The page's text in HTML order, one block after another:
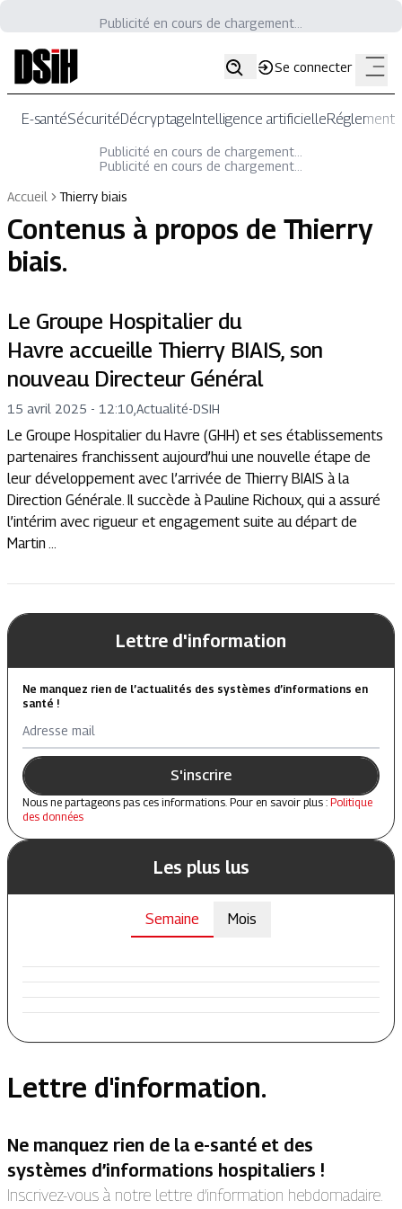
Publicité en cours de chargement...
Se connecter
E-santéSécuritéDécryptageIntelligence artificielle
Publicité en cours de chargement...
Publicité en cours de chargement...
Accueil
Thierry biais
Contenus à propos de Thierry
biais.
Le Groupe Hospitalier du
Havre accueille Thierry BIAIS, son
nouveau Directeur Général
15 avril 2025 - 12:10 Actualité-DSIH
Le Groupe Hospitalier du Havre (GHH) et ses établissements
partenaires franchissent aujourd’hui une nouvelle étape de
leur développement avec l’arrivée de Thierry BIAIS à la
Direction Générale. Il succède à Pauline Richoux, qui a assuré
l’intérim avec rigueur et engagement suite au départ de
Martin ...
Lettre d'information
Ne manquez rien de l’actualités des systèmes d’informations en
santé !
Adresse mail
S'inscrire
Nous ne partageons pas ces informations. Pour en savoir plus : Politique
des données
Les plus lus
Semaine Mois
Lettre d'information.
Ne manquez rien de la e-santé et des
systèmes d’informations hospitaliers !
Inscrivez-vous à notre lettre d’information hebdomadaire.